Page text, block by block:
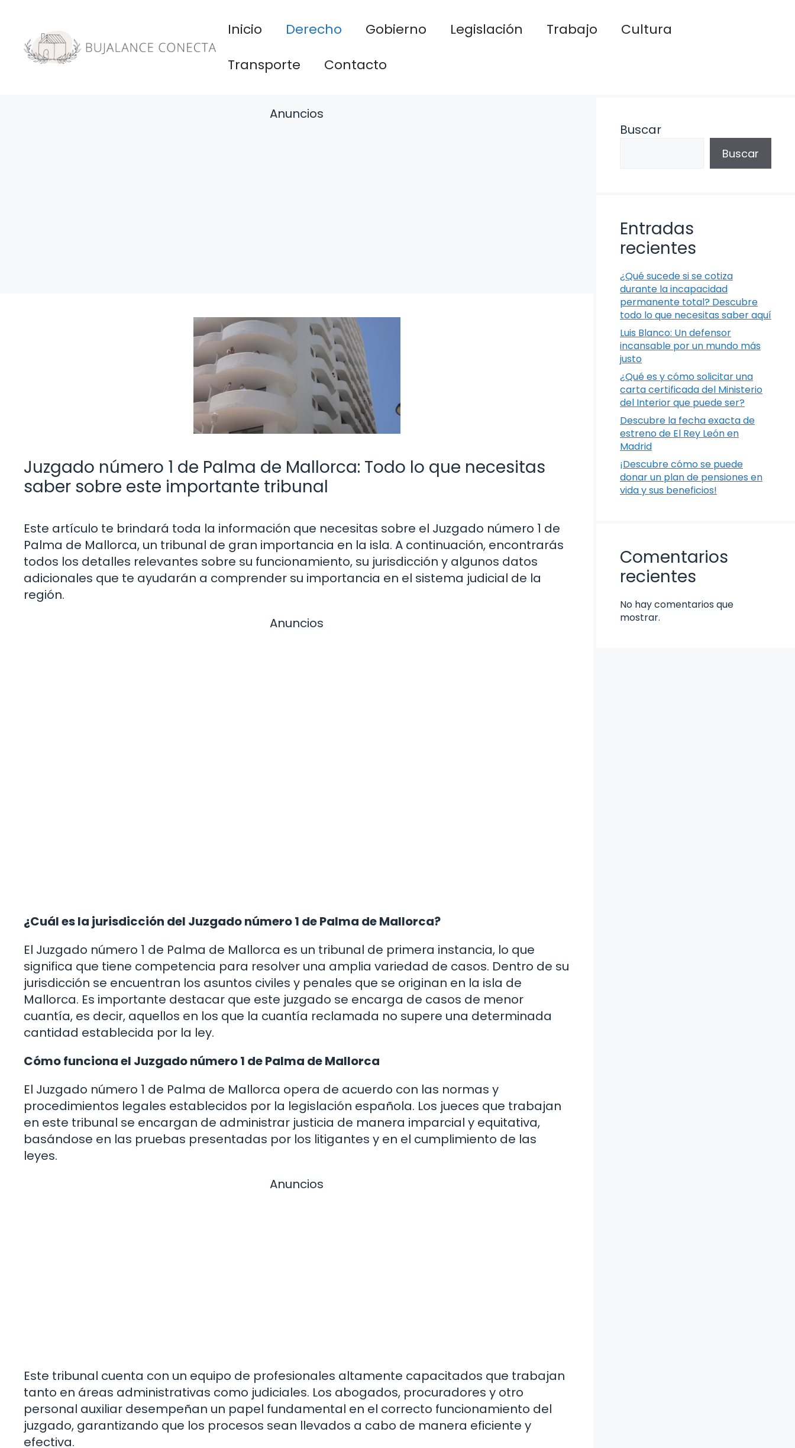
contenido
Inicio Derecho Gobierno Legislación Trabajo
Cultura
Transporte
Contacto
Anuncios
Juzgado número 1 de Palma de Mallorca: Todo lo que necesitas
saber sobre este importante tribunal
Este artículo te brindará toda la información que necesitas sobre el Juzgado número 1 de
Palma de Mallorca, un tribunal de gran importancia en la isla. A continuación, encontrarás
todos los detalles relevantes sobre su funcionamiento, su jurisdicción y algunos datos
adicionales que te ayudarán a comprender su importancia en el sistema judicial de la
región.
Anuncios
¿Cuál es la jurisdicción del Juzgado número 1 de Palma de Mallorca?
El Juzgado número 1 de Palma de Mallorca es un tribunal de primera instancia, lo que
significa que tiene competencia para resolver una amplia variedad de casos. Dentro de su
jurisdicción se encuentran los asuntos civiles y penales que se originan en la isla de
Mallorca. Es importante destacar que este juzgado se encarga de casos de menor
cuantía, es decir, aquellos en los que la cuantía reclamada no supere una determinada
cantidad establecida por la ley.
Cómo funciona el Juzgado número 1 de Palma de Mallorca
El Juzgado número 1 de Palma de Mallorca opera de acuerdo con las normas y
procedimientos legales establecidos por la legislación española. Los jueces que trabajan
en este tribunal se encargan de administrar justicia de manera imparcial y equitativa,
basándose en las pruebas presentadas por los litigantes y en el cumplimiento de las
leyes.
Anuncios
Este tribunal cuenta con un equipo de profesionales altamente capacitados que trabajan
tanto en áreas administrativas como judiciales. Los abogados, procuradores y otro
personal auxiliar desempeñan un papel fundamental en el correcto funcionamiento del
juzgado, garantizando que los procesos sean llevados a cabo de manera eficiente y
efectiva.
Buscar
Buscar
Entradas
recientes
¿Qué sucede si se cotiza
durante la incapacidad
permanente total? Descubre
todo lo que necesitas saber aquí
Luis Blanco: Un defensor
incansable por un mundo más
justo
¿Qué es y cómo solicitar una
carta certificada del Ministerio
del Interior que puede ser?
Descubre la fecha exacta de
estreno de El Rey León en
Madrid
¡Descubre cómo se puede
donar un plan de pensiones en
vida y sus beneficios!
Comentarios
recientes
No hay comentarios que
mostrar.